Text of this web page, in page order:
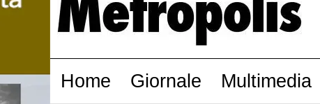
Home Giornale Multimedia